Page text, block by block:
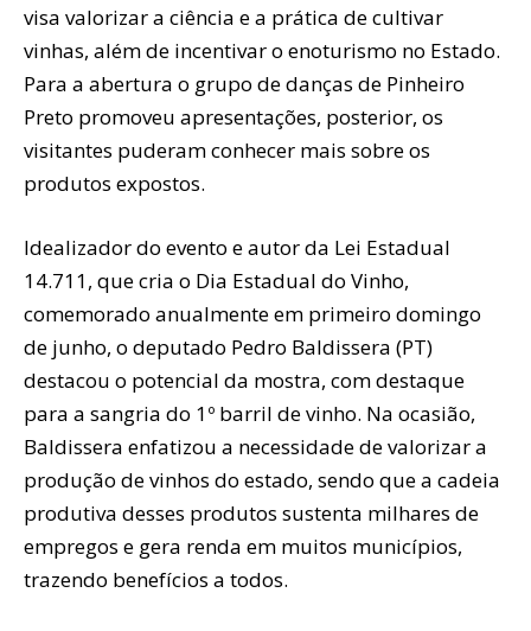
visa valorizar a ciência e a prática de cultivar
vinhas, além de incentivar o enoturismo no Estado.
Para a abertura o grupo de danças de Pinheiro
Preto promoveu apresentações, posterior, os
visitantes puderam conhecer mais sobre os
produtos expostos.
Idealizador do evento e autor da Lei Estadual
14.711, que cria o Dia Estadual do Vinho,
comemorado anualmente em primeiro domingo
de junho, o deputado Pedro Baldissera (PT)
destacou o potencial da mostra, com destaque
para a sangria do 1º barril de vinho. Na ocasião,
Baldissera enfatizou a necessidade de valorizar a
produção de vinhos do estado, sendo que a cadeia
produtiva desses produtos sustenta milhares de
empregos e gera renda em muitos municípios,
trazendo benefícios a todos.